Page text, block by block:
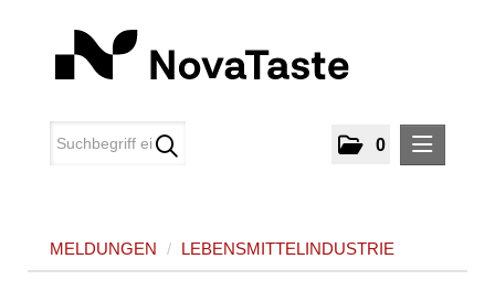
0
MELDUNGEN / LEBENSMITTELINDUSTRIE